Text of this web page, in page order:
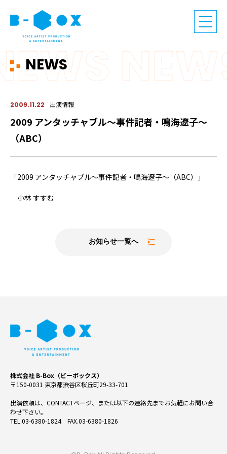
NEWS
2009.11.22 出演情報
2009 アンタッチャブル～事件記者・鳴海遼子～
（ABC）
「2009 アンタッチャブル～事件記者・鳴海遼子～（ABC）」
小林 すすむ
お知らせ一覧へ
株式会社 B-Box（ビーボックス）
〒150-0031 東京都渋谷区桜丘町29-33-701
出演依頼は、CONTACTページ、または以下の連絡先までお気軽にお問い合
わせ下さい。
TEL.03-6380-1824 FAX.03-6380-1826